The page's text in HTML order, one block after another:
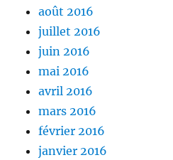
août 2016
juillet 2016
juin 2016
mai 2016
avril 2016
mars 2016
février 2016
janvier 2016